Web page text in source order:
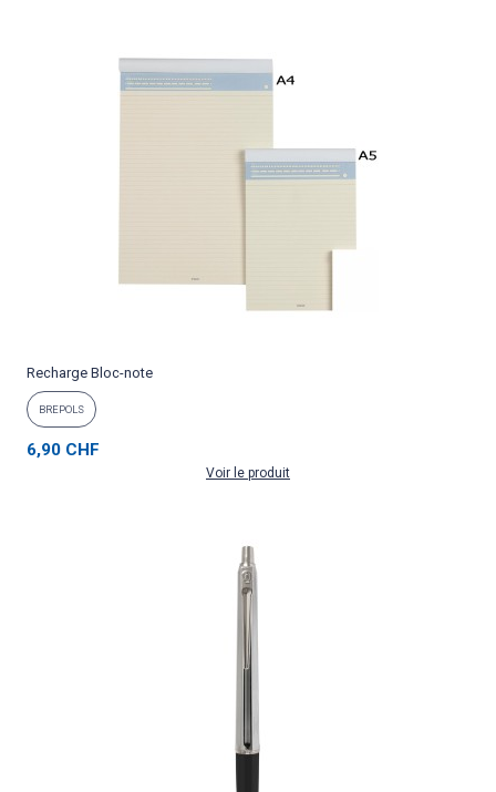
Recharge Bloc-note
BREPOLS
6,90 CHF
Voir le produit